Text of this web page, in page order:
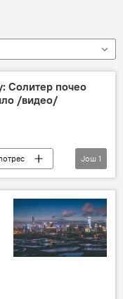
Солитер почео
/видео/
Још 1